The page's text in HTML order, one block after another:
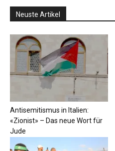
Neuste Artikel
Antisemitismus in Italien:
«Zionist» – Das neue Wort für
Jude